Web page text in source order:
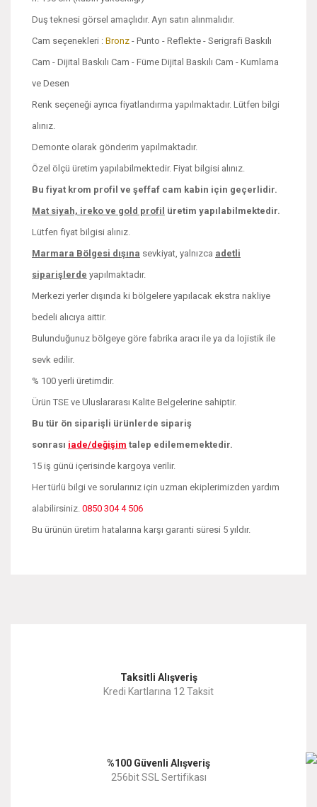
Duş teknesi görsel amaçlıdır. Ayrı satın alınmalıdır.
Cam seçenekleri : Bronz - Punto - Reflekte - Serigrafi Baskılı
Cam - Dijital Baskılı Cam - Füme Dijital Baskılı Cam - Kumlama
ve Desen
Renk seçeneği ayrıca fiyatlandırma yapılmaktadır. Lütfen bilgi
alınız.
Demonte olarak gönderim yapılmaktadır.
Özel ölçü üretim yapılabilmektedir. Fiyat bilgisi alınız.
Bu fiyat krom profil ve şeffaf cam kabin için geçerlidir.
Mat siyah, ireko ve gold profil üretim yapılabilmektedir.
Lütfen fiyat bilgisi alınız.
Marmara Bölgesi dışına sevkiyat, yalnızca adetli
siparişlerde yapılmaktadır.
Merkezi yerler dışında ki bölgelere yapılacak ekstra nakliye
bedeli alıcıya aittir.
Bulunduğunuz bölgeye göre fabrika aracı ile ya da lojistik ile
sevk edilir.
% 100 yerli üretimdir.
Ürün TSE ve Uluslararası Kalite Belgelerine sahiptir.
Bu tür ön siparişli ürünlerde sipariş
sonrası iade/değişim talep edilememektedir.
15 iş günü içerisinde kargoya verilir.
Her türlü bilgi ve sorularınız için uzman ekiplerimizden yardım
alabilirsiniz. 0850 304 4 506
Bu ürünün üretim hatalarına karşı garanti süresi 5 yıldır.
Ürün resmi kalitesiz, bozuk veya görüntülenemiyor.
Ürün fiyatı diğer sitelerden daha pahalı.
Taksitli Alışveriş
Kredi Kartlarına 12 Taksit
%100 Güvenli Alışveriş
256bit SSL Sertifikası